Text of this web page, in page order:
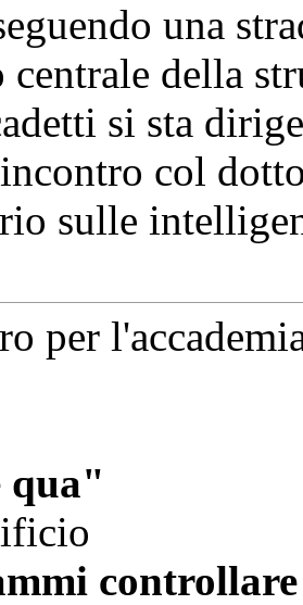
una
della
si sta
col
sulle
per
qua"
controllare